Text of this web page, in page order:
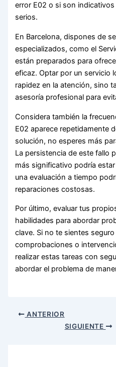
error E02 o si son
serios.
En Barcelona, dispones de
especializados, como el
están preparados para
eficaz. Optar por un servicio
rapidez en la atención, sino
asesoría profesional para
Considera también la
E02 aparece repetidamente
solución, no esperes más
La persistencia de este fallo
más significativo podría
una evaluación a tiempo
reparaciones costosas.
Por último, evaluar tus
habilidades para abordar
clave. Si no te sientes
comprobaciones o
realizar estas tareas con
abordar el problema de
ANTERIOR
SIGUIENTE